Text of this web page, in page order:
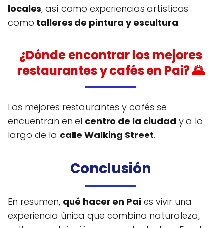
locales, así como experiencias artísticas
como talleres de pintura y escultura.
¿Dónde encontrar los mejores
restaurantes y cafés en Pai? 🌄
Los mejores restaurantes y cafés se
encuentran en el centro de la ciudad y a lo
largo de la calle Walking Street.
Conclusión
En resumen, qué hacer en Pai es vivir una
experiencia única que combina naturaleza,